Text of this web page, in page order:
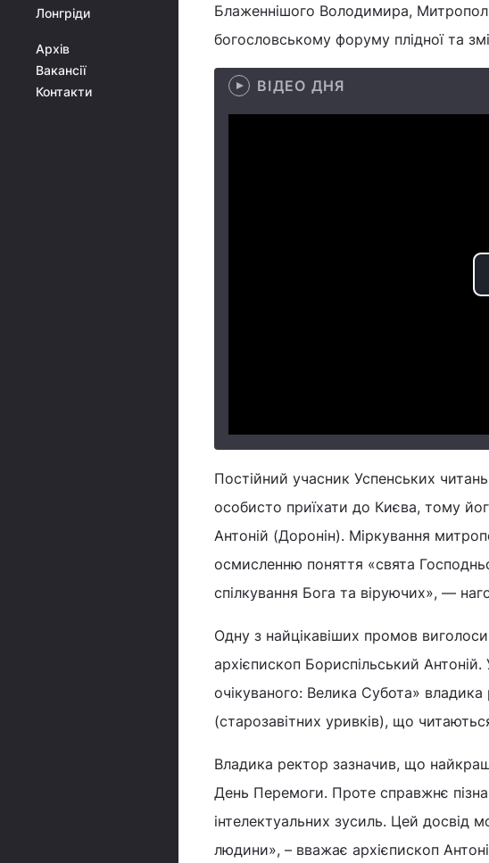
Лонгріди
Архів
Вакансії
Контакти
Блаженнішого Володимира,
богословському форуму плідної та
ВІДЕО ДНЯ
Постійний учасник Успенських
особисто приїхати до Києва, тому
Антоній (Доронін). Міркування
осмисленню поняття «свята
спілкування Бога та віруючих», ―
Одну з найцікавіших промов
архієпископ Бориспільський
очікуваного: Велика Субота» владика
(старозавітних уривків), що
Владика ректор зазначив, що
День Перемоги. Проте справжнє
інтелектуальних зусиль. Цей досвід
людини», – вважає архієпископ